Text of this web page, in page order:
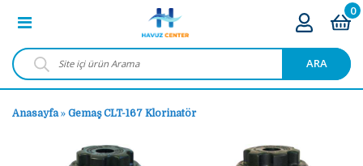
ARA
0
Anasayfa» Gemaş CLT-167 Klorinatör